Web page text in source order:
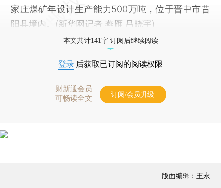
家庄煤矿年设计生产能力500万吨，位于晋中市昔
阳县境内。(新华网记者 燕雁 吕晓宇)
本文共计141字 订阅后继续阅读
登录 后获取已订阅的阅读权限
财新通会员
可畅读全文
订阅/会员升级
版面编辑：王永